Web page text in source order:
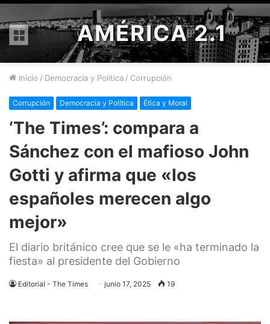
Menú
AMÉRICA 2.1
Inicio / Democracia y Política / Corrupción
Corrupción Democracia y Política Ética y Moral
‘The Times’: compara a
Sánchez con el mafioso John
Gotti y afirma que «los
españoles merecen algo
mejor»
El diario británico cree que se le «ha terminado la
fiesta» al presidente del Gobierno
Editorial - The Times junio 17, 2025 19